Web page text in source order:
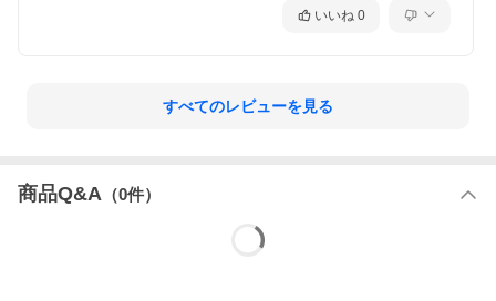
いいね 0
すべてのレビューを見る
商品Q&A （0件）